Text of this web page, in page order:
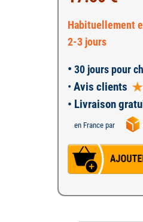
Habituellement
2-3 jours
• 30 jours pour
• Avis clients
• Livraison
en France par